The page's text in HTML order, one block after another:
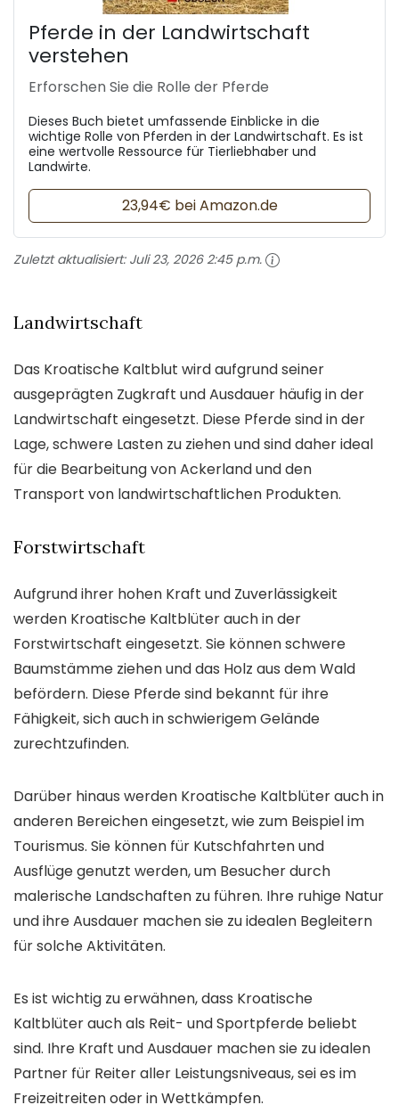
Pferde in der Landwirtschaft
verstehen
Erforschen Sie die Rolle der Pferde
Dieses Buch bietet umfassende Einblicke in die
wichtige Rolle von Pferden in der Landwirtschaft. Es ist
eine wertvolle Ressource für Tierliebhaber und
Landwirte.
23,94€ bei Amazon.de
Zuletzt aktualisiert: Juli 23, 2026 2:45 p.m.
Landwirtschaft
Das Kroatische Kaltblut wird aufgrund seiner
ausgeprägten Zugkraft und Ausdauer häufig in der
Landwirtschaft eingesetzt. Diese Pferde sind in der
Lage, schwere Lasten zu ziehen und sind daher ideal
für die Bearbeitung von Ackerland und den
Transport von landwirtschaftlichen Produkten.
Forstwirtschaft
Aufgrund ihrer hohen Kraft und Zuverlässigkeit
werden Kroatische Kaltblüter auch in der
Forstwirtschaft eingesetzt. Sie können schwere
Baumstämme ziehen und das Holz aus dem Wald
befördern. Diese Pferde sind bekannt für ihre
Fähigkeit, sich auch in schwierigem Gelände
zurechtzufinden.
Darüber hinaus werden Kroatische Kaltblüter auch in
anderen Bereichen eingesetzt, wie zum Beispiel im
Tourismus. Sie können für Kutschfahrten und
Ausflüge genutzt werden, um Besucher durch
malerische Landschaften zu führen. Ihre ruhige Natur
und ihre Ausdauer machen sie zu idealen Begleitern
für solche Aktivitäten.
Es ist wichtig zu erwähnen, dass Kroatische
Kaltblüter auch als Reit- und Sportpferde beliebt
sind. Ihre Kraft und Ausdauer machen sie zu idealen
Partner für Reiter aller Leistungsniveaus, sei es im
Freizeitreiten oder in Wettkämpfen.